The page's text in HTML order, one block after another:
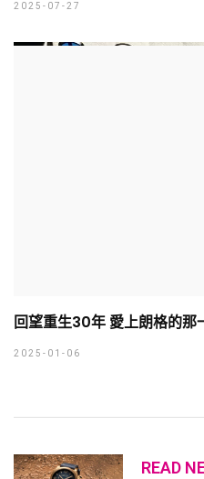
2025-07-27
回望重生30年 愛上朗格的那
2025-01-06
READ